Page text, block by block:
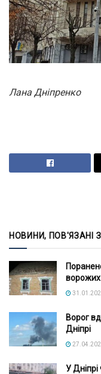
Лана Дніпренко
НОВИНИ, ПОВ'ЯЗАНІ
ворожих
Ворог
Дніпрі
У